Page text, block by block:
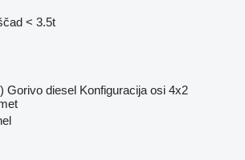
< 3.5t
Gorivo diesel Konfiguracija osi 4x2